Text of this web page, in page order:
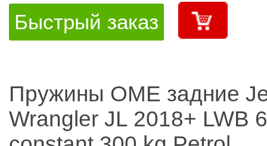
Быстрый заказ
Пружины OME задние
Wrangler JL 2018+ LWB